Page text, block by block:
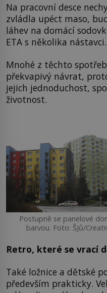
Na pracovní desce
zvládla upéct maso,
láhev na domácí
ETA s několika nástavci.
Mnohé z těchto
překvapivý návrat,
jejich jednoduchost,
životnost.
Postupně se panelové
barvou. Foto: ŠJů/
Retro, které se vrací
Také ložnice a dětské
především prakticky.